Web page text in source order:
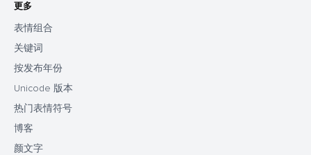
更多
表情组合
关键词
按发布年份
Unicode 版本
热门表情符号
博客
颜文字